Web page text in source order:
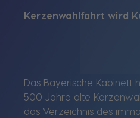
Kerzenwahlfahrt wird
Das Bayerische Kabinett
500 Jahre alte
das Verzeichnis des